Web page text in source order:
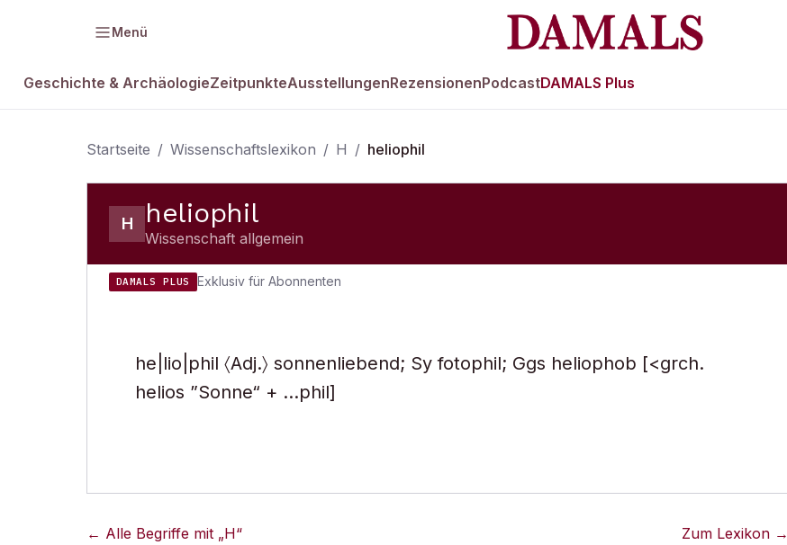
Menü
Geschichte & ArchäologieZeitpunkteAusstellungenRezensionenPodcastDAMALS Plus
Startseite / Wissenschaftslexikon / H / heliophil
H heliophil
Wissenschaft allgemein
DAMALS PLUS Exklusiv für Abonnenten
he|lio|phil 〈Adj.〉 sonnenliebend; Sy fotophil; Ggs heliophob [<grch.
helios ”Sonne“ + …phil]
← Alle Begriffe mit „H“ Zum Lexikon →